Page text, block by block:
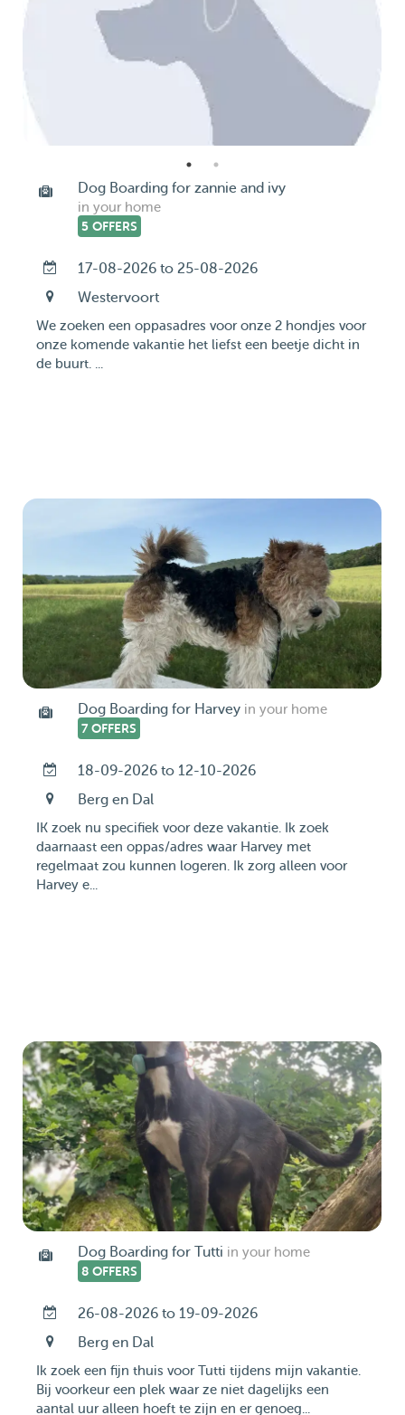
Dog Boarding for zannie and ivy
in your home
5 OFFERS
17-08-2026 to 25-08-2026
Westervoort
We zoeken een oppasadres voor onze 2 hondjes voor
onze komende vakantie het liefst een beetje dicht in
de buurt. ...
Dog Boarding for Harvey in your home
7 OFFERS
18-09-2026 to 12-10-2026
Berg en Dal
IK zoek nu specifiek voor deze vakantie. Ik zoek
daarnaast een oppas/adres waar Harvey met
regelmaat zou kunnen logeren. Ik zorg alleen voor
Harvey e...
Dog Boarding for Tutti in your home
8 OFFERS
26-08-2026 to 19-09-2026
Berg en Dal
Ik zoek een fijn thuis voor Tutti tijdens mijn vakantie.
Bij voorkeur een plek waar ze niet dagelijks een
aantal uur alleen hoeft te zijn en er genoeg...